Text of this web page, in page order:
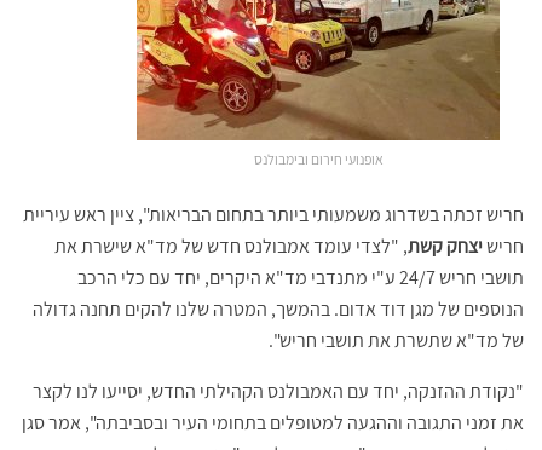
אופנועי חירום ובימבולנס
חריש זכתה בשדרוג משמעותי ביותר בתחום הבריאות", ציין ראש עיריית
חרישיצחק קשת, "לצדי עומד אמבולנס חדש של מד"א שישרת את
תושבי חריש 24/7 ע"י מתנדבי מד"א היקרים, יחד עם כלי הרכב
הנוספים של מגן דוד אדום. בהמשך, המטרה שלנו להקים תחנה גדולה
של מד"א שתשרת את תושבי חריש".
"נקודת ההזנקה, יחד עם האמבולנס הקהילתי החדש, יסייעו לנו לקצר
את זמני התגובה וההגעה למטופלים בתחומי העיר ובסביבתה", אמר סגן